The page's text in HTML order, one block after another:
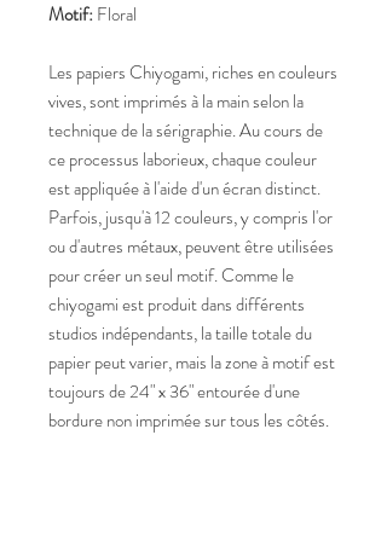
Motif: Floral
Les papiers Chiyogami, riches en couleurs
vives, sont imprimés à la main selon la
technique de la sérigraphie. Au cours de
ce processus laborieux, chaque couleur
est appliquée à l'aide d'un écran distinct.
Parfois, jusqu'à 12 couleurs, y compris l'or
ou d'autres métaux, peuvent être utilisées
pour créer un seul motif. Comme le
chiyogami est produit dans différents
studios indépendants, la taille totale du
papier peut varier, mais la zone à motif est
toujours de 24" x 36" entourée d'une
bordure non imprimée sur tous les côtés.